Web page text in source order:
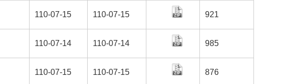
110-07-15 110-07-15 921
110-07-14 110-07-14 985
110-07-15 110-07-15 876